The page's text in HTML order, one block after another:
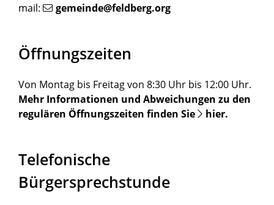
mail: gemeinde@feldberg.org
Öffnungszeiten
Von Montag bis Freitag von 8:30 Uhr bis 12:00 Uhr.
Mehr Informationen und Abweichungen zu den
regulären Öffnungszeiten finden Sie
hier.
Telefonische
Bürgersprechstunde